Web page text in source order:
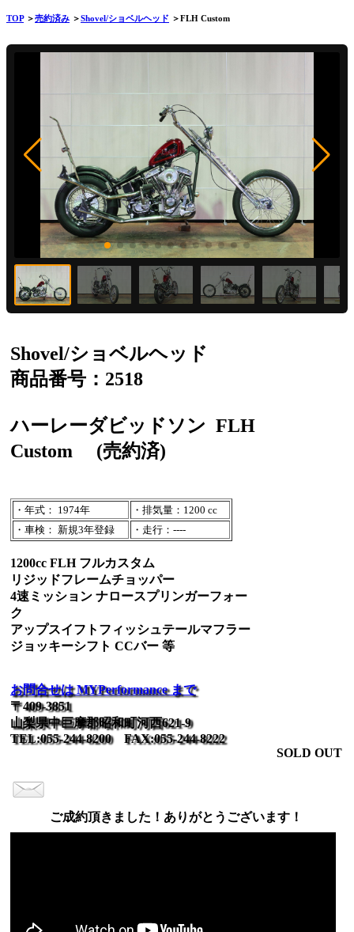
TOP＞売約済み ＞Shovel/ショベルヘッド ＞FLH Custom
Shovel/ショベルヘッド
商品番号：2518
ハーレーダビッドソン FLH
Custom
(売約済)
・年式： 1974年
・排気量：1200 cc
・車検： 新規3年登録
・走行：----
1200cc FLH フルカスタム
リジッドフレームチョッパー
4速ミッション ナロースプリンガーフォー
ク
アップスイフトフィッシュテールマフラー
ジョッキーシフト CCバー 等
お問合せは MYPerformance まで
〒409-3851
山梨県中巨摩郡昭和町河西621-9
TEL:055-244-8200 FAX:055-244-8222
SOLD OUT
ご成約頂きました！ありがとうございます！